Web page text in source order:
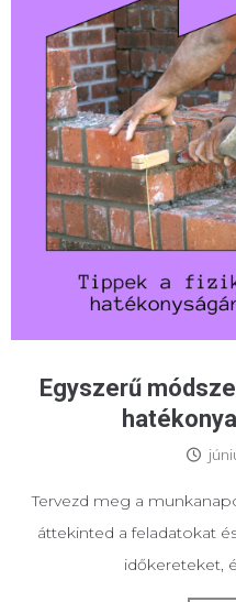
Egyszerű
Tervezd meg a
áttekinted a feladatokat
időkereteket,